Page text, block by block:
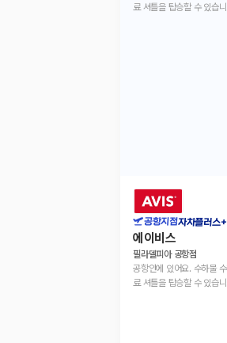
료 셔틀을 탑승할 수 있습
공항지점자차플러스+
에이비스
필라델피아 공항점
공항안에 있어요. 수하물
료 셔틀을 탑승할 수 있습